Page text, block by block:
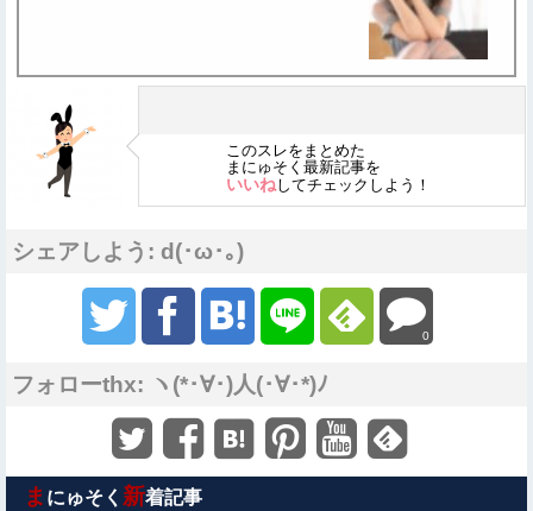
このスレをまとめた
まにゅそく最新記事を
いいねしてチェックしよう！
シェアしよう: d(･ω･｡)
0
フォローthx: ヽ(*･∀･)人(･∀･*)ﾉ
ま にゅそく 新着記事